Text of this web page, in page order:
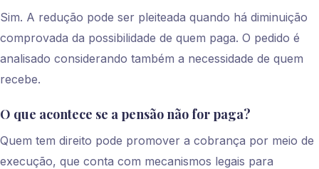
Sim. A redução pode ser pleiteada quando há diminuição
comprovada da possibilidade de quem paga. O pedido é
analisado considerando também a necessidade de quem
recebe.
O que acontece se a pensão não for paga?
Quem tem direito pode promover a cobrança por meio de
execução, que conta com mecanismos legais para